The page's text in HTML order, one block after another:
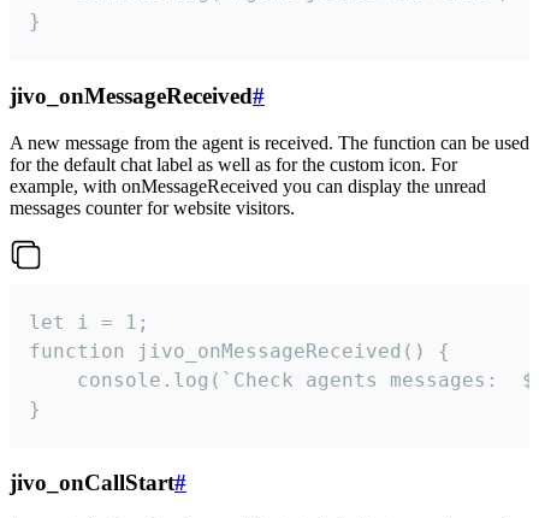
}
jivo_onMessageReceived#
A new message from the agent is received. The function can be used
for the default chat label as well as for the custom icon. For
example, with onMessageReceived you can display the unread
messages counter for website visitors.
let i = 1;
function jivo_onMessageReceived() {
}
jivo_onCallStart#